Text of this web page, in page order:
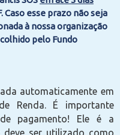
Caso esse prazo não seja
à nossa organização
pelo Fundo
automaticamente em
Renda. É importante
pagamento! ​Ele é a
ser utilizado como